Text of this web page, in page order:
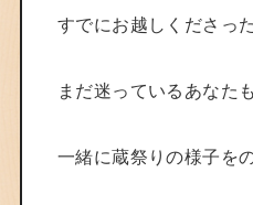
すでにお越しくださっ
まだ迷っているあなた
一緒に蔵祭りの様子を